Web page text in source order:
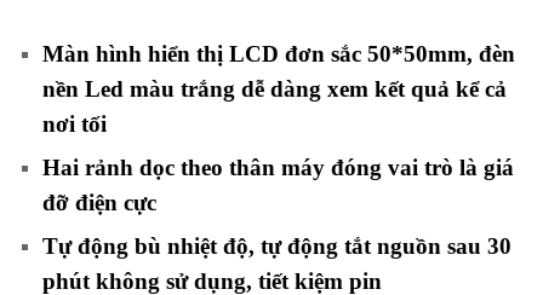
Màn hình hiển thị LCD đơn sắc 50*50mm, đèn
nền Led màu trắng dễ dàng xem kết quả kể cả
nơi tối
Hai rảnh dọc theo thân máy đóng vai trò là giá
đỡ điện cực
Tự động bù nhiệt độ, tự động tắt nguồn sau 30
phút không sử dụng, tiết kiệm pin